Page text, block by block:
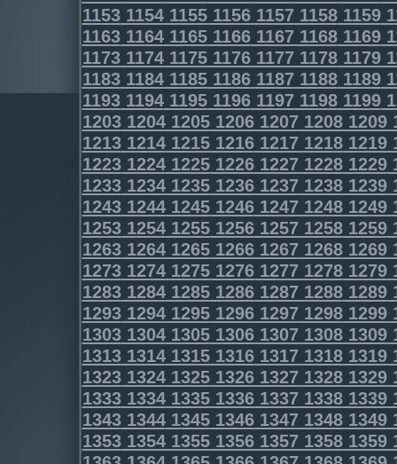
1153115411551156115711581159
1163116411651166116711681169
1173117411751176117711781179
1183118411851186118711881189
1193119411951196119711981199
1203120412051206120712081209
1213121412151216121712181219
1223122412251226122712281229
1233123412351236123712381239
1243124412451246124712481249
1253125412551256125712581259
1263126412651266126712681269
1273127412751276127712781279
1283128412851286128712881289
1293129412951296129712981299
1303130413051306130713081309
1313131413151316131713181319
1323132413251326132713281329
1333133413351336133713381339
1343134413451346134713481349
1353135413551356135713581359